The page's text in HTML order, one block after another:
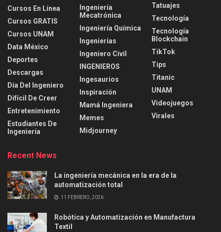
Cursos En Línea
Cursos GRATIS
Cursos UNAM
Data México
Deportes
Descargas
Día Del Ingeniero
Difícil De Creer
Entretenimiento
Estudiantes De
Ingeniería
Ingeniería
Mecatrónica
Ingeniería Química
Ingenierías
Ingeniero Civil
INGENIEROS
Ingesaurios
Inspiración
Mamá Ingeniera
Memes
Midjourney
Tatuajes
Tecnología
Tecnología
Blockchain
TikTok
Tips
Titanic
UNAM
Videojuegos
Virales
Recent News
La ingeniería mecánica en la era de la
automatización total
11 FEBRERO, 2026
Robótica y Automatización en Manufactura
Textil